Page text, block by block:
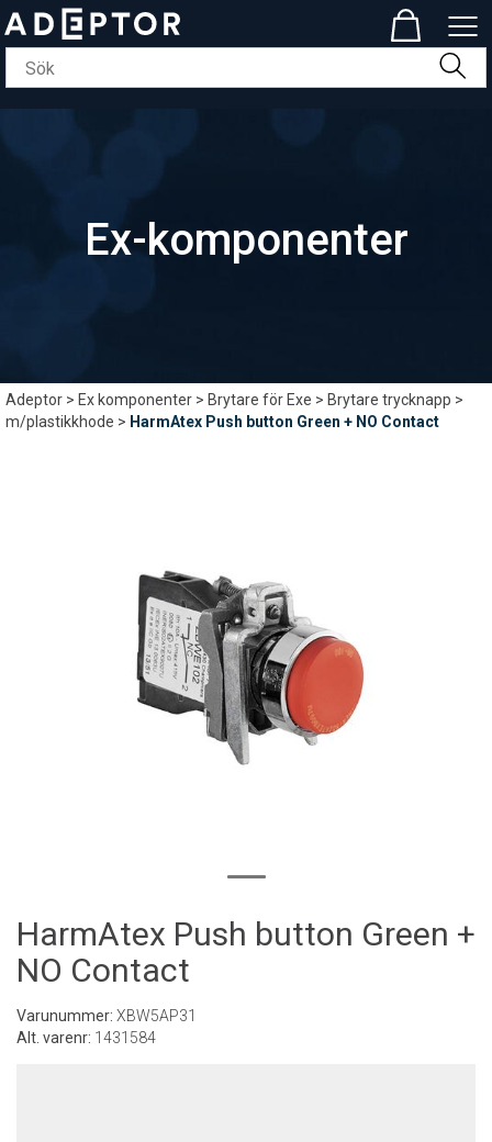
Ex-komponenter
Adeptor>Ex komponenter>Brytare för Exe>Brytare trycknapp>
m/plastikkhode> HarmAtex Push button Green + NO Contact
HarmAtex Push button Green +
NO Contact
Varunummer: XBW5AP31
Alt. varenr: 1431584